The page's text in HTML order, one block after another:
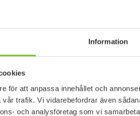
Information
för att anpassa innehållet och
trafik. Vi vidarebefordrar även
och analysföretag som vi
cm 1722010
1722020